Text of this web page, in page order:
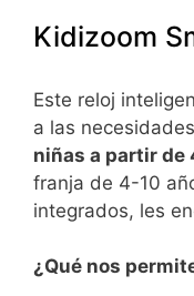
Kidizoom
Este reloj
a las
niñas a partir de
franja de 4-10
integrados, les
¿Qué nos